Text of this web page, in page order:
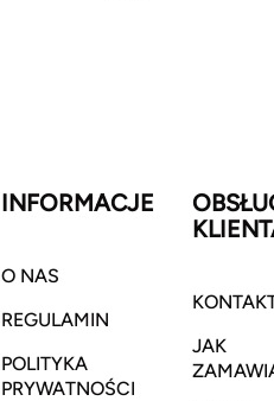
INFORMACJE
O NAS
REGULAMIN
POLITYKA
PRYWATNOŚCI
JAK